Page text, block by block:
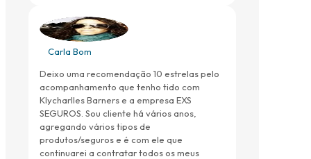
Carla Bom
Deixo uma recomendação 10 estrelas pelo
acompanhamento que tenho tido com
Klycharlles Barners e a empresa EXS
SEGUROS. Sou cliente há vários anos,
agregando vários tipos de
produtos/seguros e é com ele que
continuarei a contratar todos os meus